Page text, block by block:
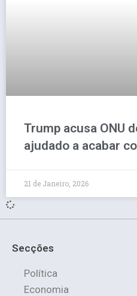
Trump acusa ONU
ajudado a acabar
21 de Janeiro, 2026
Secções
Política
Economia